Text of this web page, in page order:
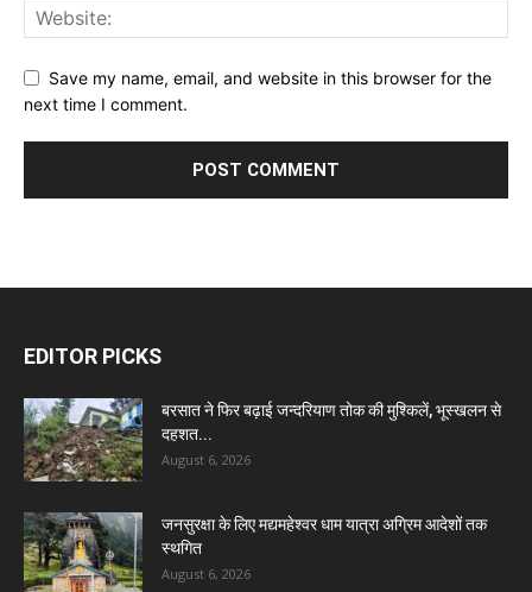
Save my name, email, and website in this browser for the
next time I comment.
EDITOR PICKS
बरसात ने फिर बढ़ाई जन्दरियाण तोक की मुश्किलें, भूस्खलन से
दहशत...
August 6, 2026
जनसुरक्षा के लिए मद्यमहेश्वर धाम यात्रा अग्रिम आदेशों तक
स्थगित
August 6, 2026